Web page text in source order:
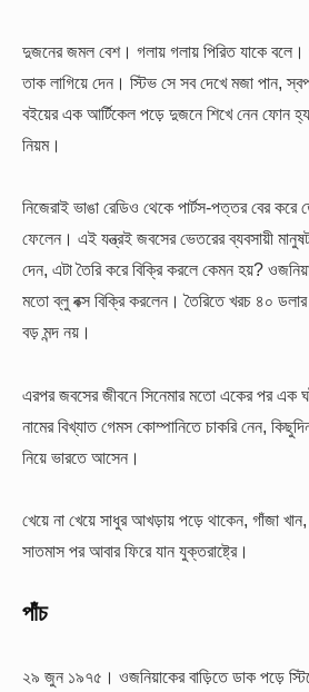
দুজনের জমল বেশ। গলায় গলায় পিরিত যাকে বলে।
তাক লাগিয়ে দেন। স্টিভ সে সব দেখে মজা পান,
বইয়ের এক আর্টিকেল পড়ে দুজনে শিখে নেন ফোন
নিয়ম।
নিজেরাই ভাঙা রেডিও থেকে পার্টস-পত্তর বের করে
ফেলেন। এই যন্ত্রই জবসের ভেতরের ব্যবসায়ী
দেন, এটা তৈরি করে বিক্রি করলে কেমন হয়?
মতো ব্লু বক্স বিক্রি করলেন। তৈরিতে খরচ ৪০
বড় মন্দ নয়।
এরপর জবসের জীবনে সিনেমার মতো একের পর এক
নামের বিখ্যাত গেমস কোম্পানিতে চাকরি নেন,
নিয়ে ভারতে আসেন।
খেয়ে না খেয়ে সাধুর আখড়ায় পড়ে থাকেন, গাঁজা
সাতমাস পর আবার ফিরে যান যুক্তরাষ্ট্রে।
পাঁচ
২৯ জুন ১৯৭৫। ওজনিয়াকের বাড়িতে ডাক পড়ে